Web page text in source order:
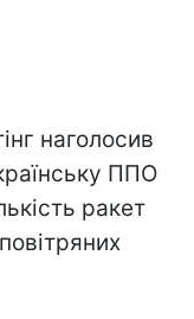
наголосив
ППО
ракет